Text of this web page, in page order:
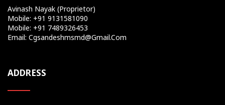
Avinash Nayak (Proprietor)
Mobile: +91 9131581090
Mobile: +91 7489326453
Email: Cgsandeshmsmd@gmail.com
ADDRESS